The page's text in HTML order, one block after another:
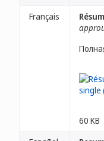
Français
60 KB